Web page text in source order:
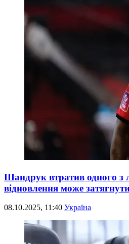
Шандрук втратив одного з
відновлення може
08.10.2025, 11:40 Україна